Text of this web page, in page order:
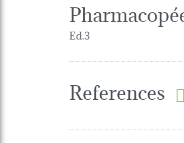
Ed.3
References